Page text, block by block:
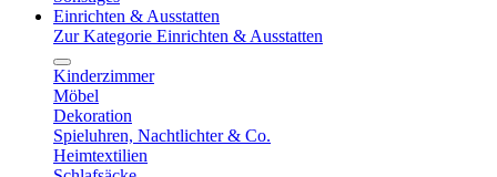
Einrichten & Ausstatten
Zur Kategorie Einrichten & Ausstatten
Kinderzimmer
Möbel
Dekoration
Spieluhren, Nachtlichter & Co.
Heimtextilien